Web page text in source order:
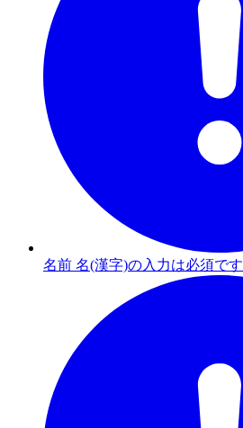
名前 名(漢字)の入力は必須です